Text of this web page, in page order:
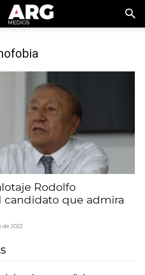
Rodolfo
candidato que admira
de 2022